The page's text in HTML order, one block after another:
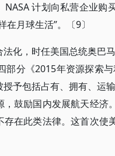
计划向私营企业购
月球生活”。〔9〕
化，时任美国总统奥巴
部分《2015年资源探索
予包括占有、拥有、运
鼓励国内发展航天经济
在此类法律。这首次使